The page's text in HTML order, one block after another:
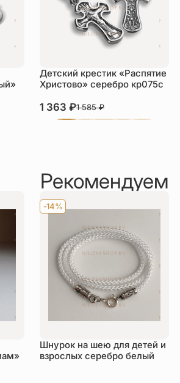
Детский крестик «Распятие
Христово» серебро кр075с
1 363₽1 585₽
Рекомендуем
-14%
Шнурок на шею для детей и
взрослых серебро белый